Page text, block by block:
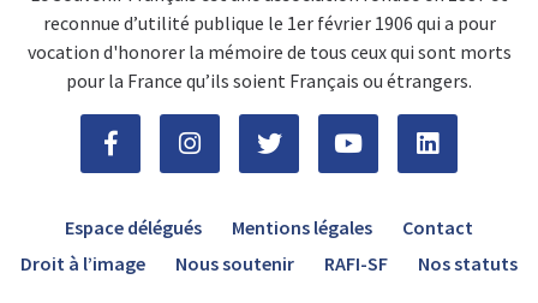
reconnue d’utilité publique le 1er février 1906 qui a pour
vocation d'honorer la mémoire de tous ceux qui sont morts
pour la France qu’ils soient Français ou étrangers.
Espace délégués Mentions légales
Contact
Droit à l’image
Nous soutenir RAFI-SF Nos statuts